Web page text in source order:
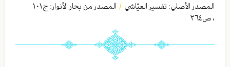
المصدر الأصلي: تفسير العيّاشي / المصدر من بحار الأنوار: ج١٠١
، ص٢٦٤